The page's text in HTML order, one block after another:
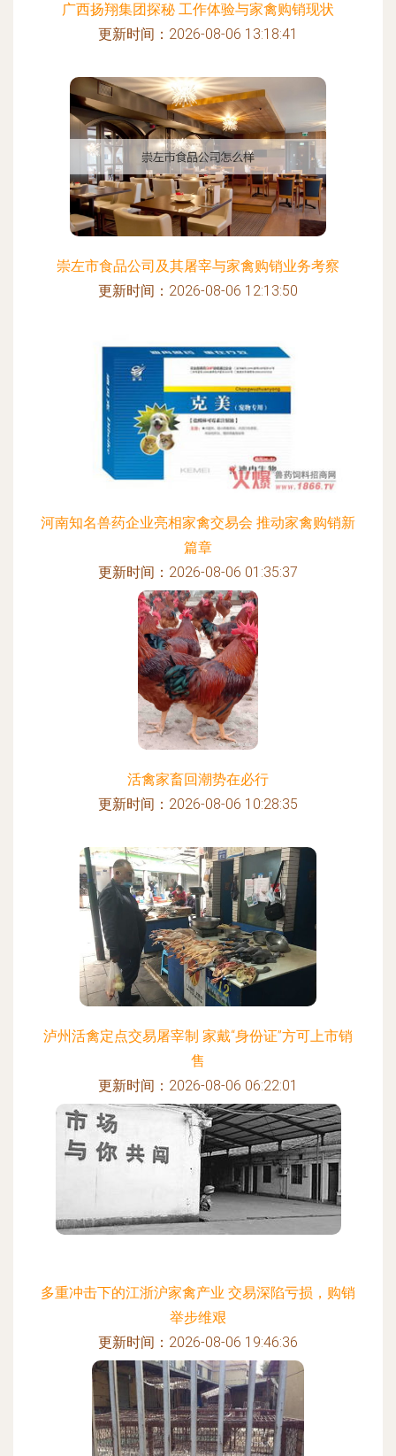
广西扬翔集团探秘 工作体验与家禽购销现状
更新时间：2026-08-06 13:18:41
崇左市食品公司及其屠宰与家禽购销业务考察
更新时间：2026-08-06 12:13:50
河南知名兽药企业亮相家禽交易会 推动家禽购销新
篇章
更新时间：2026-08-06 01:35:37
活禽家畜回潮势在必行
更新时间：2026-08-06 10:28:35
泸州活禽定点交易屠宰制 家戴“身份证”方可上市销
售
更新时间：2026-08-06 06:22:01
多重冲击下的江浙沪家禽产业 交易深陷亏损，购销
举步维艰
更新时间：2026-08-06 19:46:36